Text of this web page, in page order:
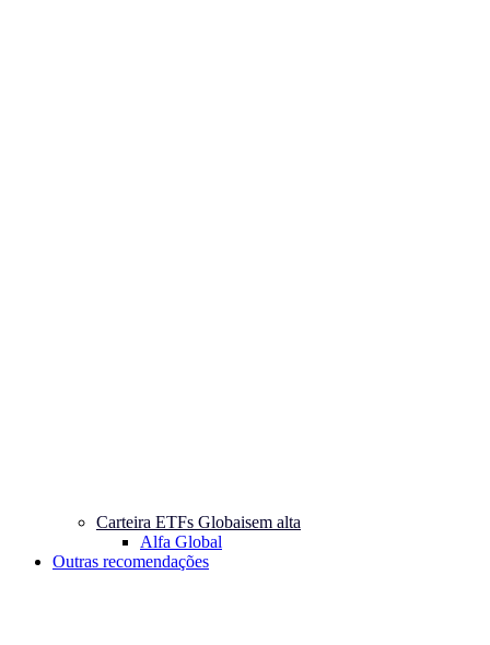
Carteira ETFs Globaisem alta
Alfa Global
Outras recomendações